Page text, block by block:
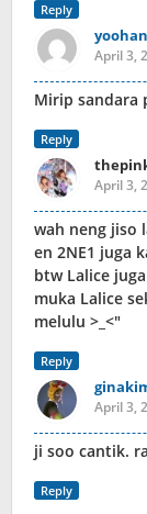
Reply
April 3,
Mirip sandara
Reply
April 3,
wah neng jiso
en 2NE1 juga
btw Lalice
muka Lalice
melulu >_<"
Reply
April 3,
ji soo cantik.
Reply